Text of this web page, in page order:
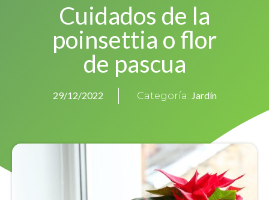
Cuidados de la
poinsettia o flor
de pascua
29/12/2022 Categoría: Jardín